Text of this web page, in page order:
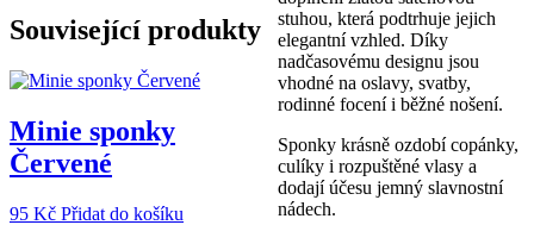
stuhou, která podtrhuje jejich
elegantní vzhled. Díky
nadčasovému designu jsou
vhodné na oslavy, svatby,
rodinné focení i běžné nošení.
Sponky krásně ozdobí copánky,
culíky i rozpuštěné vlasy a
dodají účesu jemný slavnostní
nádech.
Související produkty
Minie sponky
Červené
95 Kč Přidat do košíku